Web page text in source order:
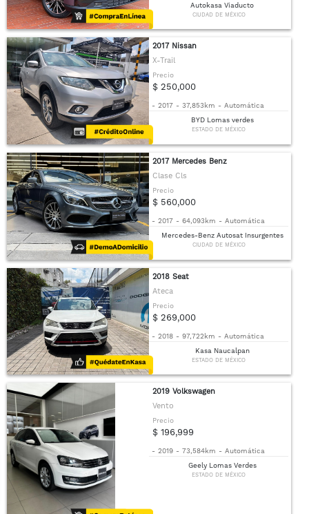
Autokasa Viaducto
CIUDAD DE MÉXICO
2017 Nissan
X-Trail
Precio
$ 250,000
- 2017 - 37,853km - Automática
BYD Lomas verdes
ESTADO DE MÉXICO
2017 Mercedes Benz
Clase Cls
Precio
$ 560,000
- 2017 - 64,093km - Automática
Mercedes-Benz Autosat Insurgentes
CIUDAD DE MÉXICO
2018 Seat
Ateca
Precio
$ 269,000
- 2018 - 97,722km - Automática
Kasa Naucalpan
ESTADO DE MÉXICO
2019 Volkswagen
Vento
Precio
$ 196,999
- 2019 - 73,584km - Automática
Geely Lomas Verdes
ESTADO DE MÉXICO